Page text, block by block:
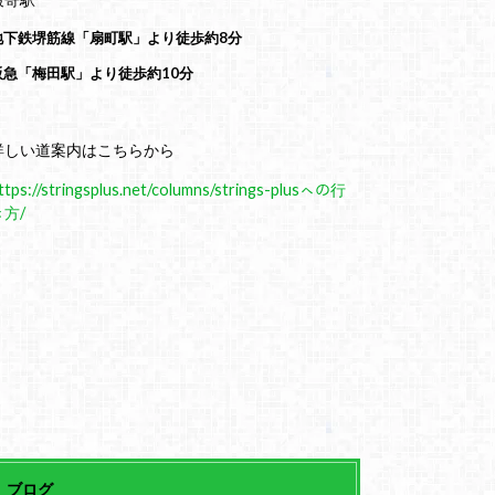
下鉄堺筋線「扇町駅」より徒歩約8分
急「梅田駅」より徒歩約10分
しい道案内はこちらから
stringsplus.net/columns/strings-plusㇸの行
方/
ブログ